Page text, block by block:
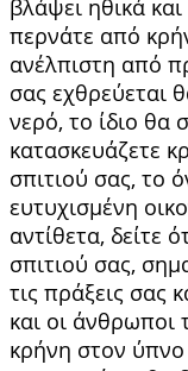
βλά­ψει ηθικά και
περνάτε από
ανέλπιστη από
σας εχθρεύεται
νερό, το ίδιο θα
κατασκευάζετε
σπιτιού σας, το
ευτυχισμένη
αντίθετα, δείτε
σπιτιού σας,
τις πράξεις σας
και οι άνθρωποι
κρήνη στον ύπνο